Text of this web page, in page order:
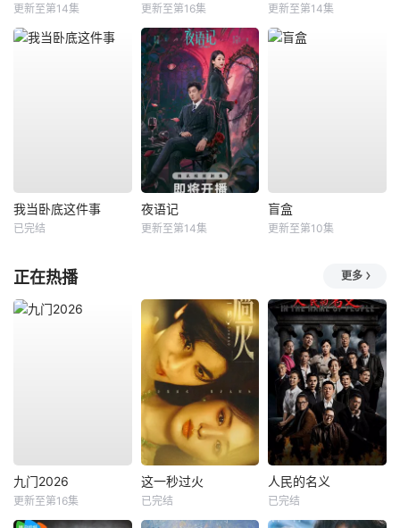
更新至第14集 更新至第16集 更新至第14集
我当卧底这件事
已完结
夜语记
更新至第14集
盲盒
更新至第10集
正在热播 更多
九门2026
更新至第16集
这一秒过火
已完结
人民的名义
已完结